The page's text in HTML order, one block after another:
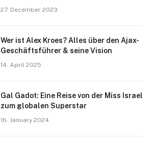
27. December 2023
Wer ist Alex Kroes? Alles über den Ajax-
Geschäftsführer & seine Vision
14. April 2025
Gal Gadot: Eine Reise von der Miss Israel
zum globalen Superstar
16. January 2024